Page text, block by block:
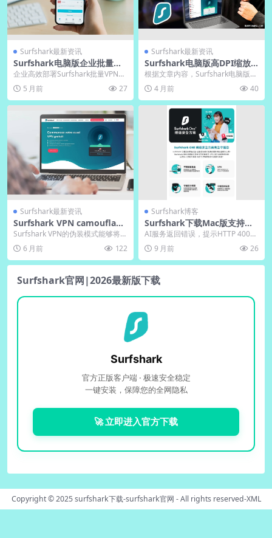
Surfshark最新资讯
Surfshark电脑版企业批量授
权部署最佳实践
企业高效部署Surfshark批量VPN授
权的核心在于利用集中管理仪表板
实现统一...
5 月前 27
Surfshark最新资讯
Surfshark电脑版高DPI缩放
显示优化设置
根据文章内容，Surfshark电脑版在
高DPI缩放环境下可能出现界面模
糊、文字...
4 月前 40
Surfshark最新资讯
Surfshark VPN camouflage
模式如何隐藏VPN流量
Surfshark VPN的伪装模式能够将V
PN流量巧妙伪装成普通HTTPS流
量...6 月前 122
Surfshark博客
Surfshark下载Mac版支持M3
芯片｜官网原生优化
AI服务返回错误，提示HTTP 400。
请检查网络连接和请求格式，确保
正确输入参...
9 月前 26
Surfshark官网|2026最新版下载
Surfshark
官方正版客户端 · 极速安全稳定
一键安装，保障您的全网隐私
🚀 立即进入官方下载
Copyright © 2025surfshark下载-surfshark官网 - All rights reserved-XML